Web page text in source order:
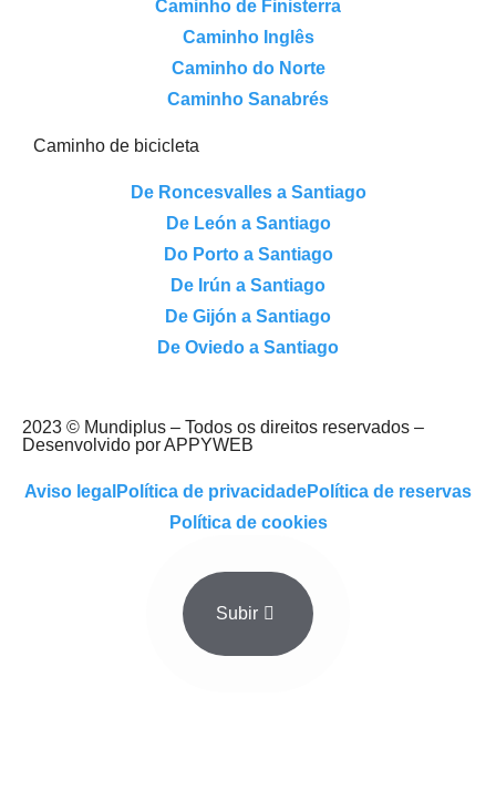
Caminho de Finisterra
Caminho Inglês
Caminho do Norte
Caminho Sanabrés
Caminho de bicicleta
De Roncesvalles a Santiago
De León a Santiago
Do Porto a Santiago
De Irún a Santiago
De Gijón a Santiago
De Oviedo a Santiago
2023 © Mundiplus – Todos os direitos reservados –
Desenvolvido por APPYWEB
Aviso legal Política de privacidadePolítica de reservas
Política de cookies
Subir